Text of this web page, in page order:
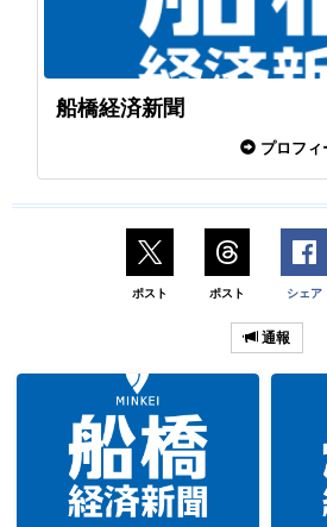
船橋経済新聞
プロフィ
ポスト ポスト シェア
通報